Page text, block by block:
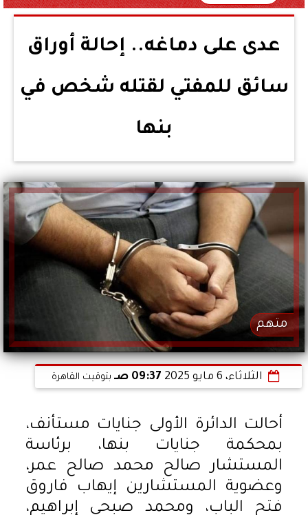
عدى على دماغه.. إحالة أوراق
سائق للمفتي لقتله شخص في
بنها
متهم
الثلاثاء، 6 مايو 2025 09:37 صـ بتوقيت القاهرة
أحالت الدائرة الأولى جنايات مستأنف،
بمحكمة جنايات بنها، برئاسة
المستشار صالح محمد صالح عمر،
وعضوية المستشارين إيهاب فاروق
فتح الباب، ومحمد صبحي إبراهيم،